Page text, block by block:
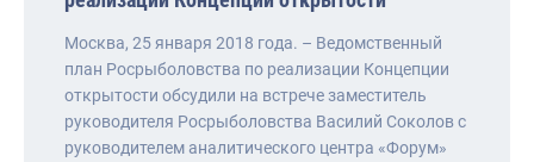
Москва, 25 января 2018 года. – Ведомственный
план Росрыболовства по реализации Концепции
открытости обсудили на встрече заместитель
руководителя Росрыболовства Василий Соколов с
руководителем аналитического центра «Форум»